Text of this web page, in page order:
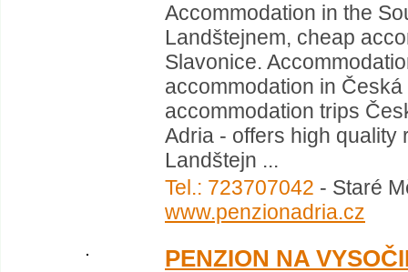
Accommodation in the
Landštejnem, cheap
Slavonice.
accommodation in
accommodation trips
Adria - offers high quality
Landštejn ...
Tel.: 723707042 - Staré
www.penzionadria.cz
PENZION NA